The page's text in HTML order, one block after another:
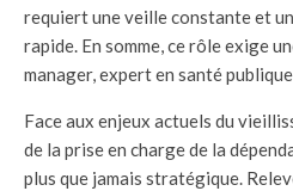
requiert une veille constante et
rapide. En somme, ce rôle exige
manager, expert en santé
Face aux enjeux actuels du
de la prise en charge de la
plus que jamais stratégique.